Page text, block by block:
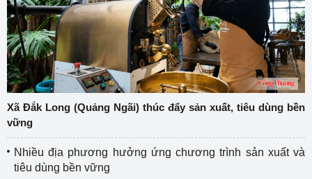
Xã Đắk Long (Quảng Ngãi) thúc đẩy sản xuất, tiêu dùng bền
vững
Nhiều địa phương hưởng ứng chương trình sản xuất và
tiêu dùng bền vững